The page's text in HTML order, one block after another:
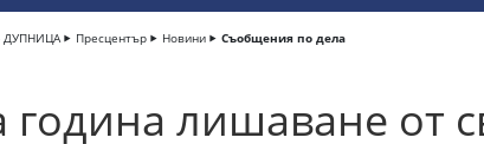
ДУПНИЦА Пресцентър Новини Съобщения по дела
година лишаване от